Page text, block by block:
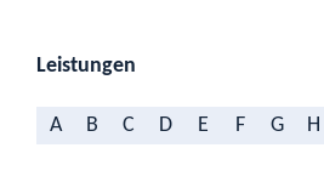
Leistungen
A B C D E F G H